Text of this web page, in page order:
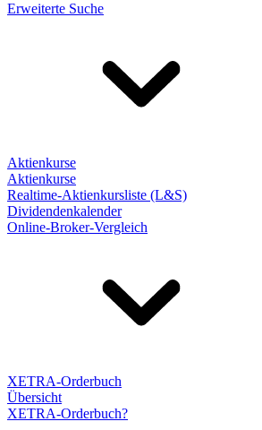
Erweiterte Suche
Aktienkurse
Aktienkurse
Realtime-Aktienkursliste (L&S)
Dividendenkalender
Online-Broker-Vergleich
XETRA-Orderbuch
Übersicht
XETRA-Orderbuch?